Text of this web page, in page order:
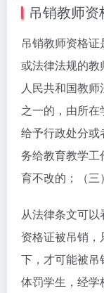
吊销教师
吊销教师资格
或法律法规的
人民共和国教
之一的，由所
给予行政处分
务给教育教学
育不改的；（三
从法律条文可
资格证被吊销，
下，才可能被
体罚学生，经